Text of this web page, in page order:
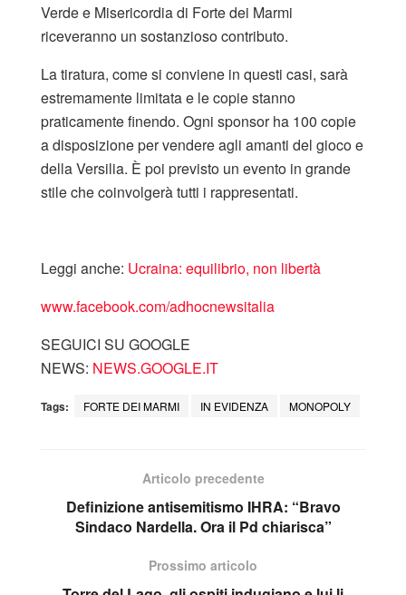
Verde e Misericordia di Forte dei Marmi
riceveranno un sostanzioso contributo.
La tiratura, come si conviene in questi casi, sarà
estremamente limitata e le copie stanno
praticamente finendo. Ogni sponsor ha 100 copie
a disposizione per vendere agli amanti del gioco e
della Versilia. È poi previsto un evento in grande
stile che coinvolgerà tutti i rappresentati.
Leggi anche: Ucraina: equilibrio, non libertà
www.facebook.com/adhocnewsitalia
SEGUICI SU GOOGLE
NEWS: NEWS.GOOGLE.IT
Tags: FORTE DEI MARMI IN EVIDENZA MONOPOLY
Articolo precedente
Definizione antisemitismo IHRA: “Bravo
Sindaco Nardella. Ora il Pd chiarisca”
Prossimo articolo